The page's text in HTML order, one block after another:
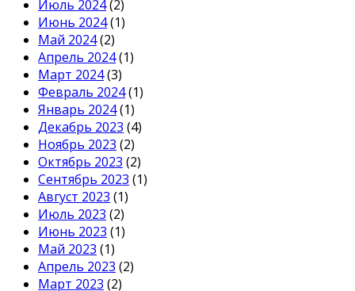
Июль 2024(2)
Июнь 2024(1)
Май 2024(2)
Апрель 2024(1)
Март 2024(3)
Февраль 2024(1)
Январь 2024(1)
Декабрь 2023 (4)
Ноябрь 2023 (2)
Октябрь 2023 (2)
Сентябрь 2023 (1)
Август 2023 (1)
Июль 2023 (2)
Июнь 2023 (1)
Май 2023 (1)
Апрель 2023 (2)
Март 2023 (2)